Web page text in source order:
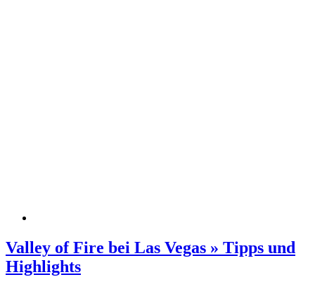
Valley of Fire bei Las Vegas » Tipps und
Highlights